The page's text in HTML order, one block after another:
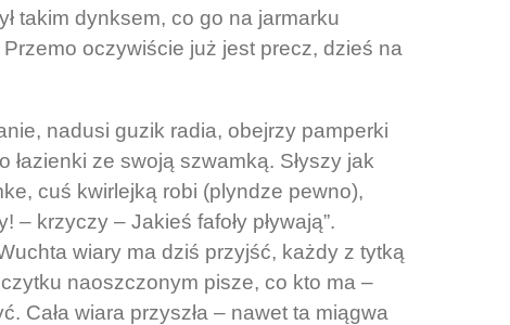
takim dynksem, co go na jarmarku
oczywiście już jest precz, dzieś na
nadusi guzik radia, obejrzy pamperki
łazienki ze swoją szwamką. Słyszy jak
cuś kwirlejką robi (plyndze pewno),
– krzyczy – Jakieś fafoły pływają”.
wiary ma dziś przyjść, każdy z tytką
naoszczonym pisze, co kto ma –
Cała wiara przyszła – nawet ta miągwa